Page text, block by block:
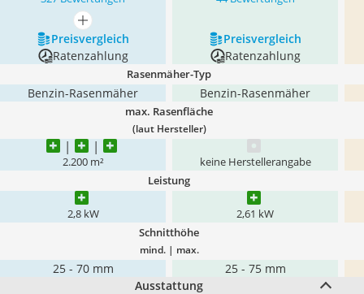
mehr anzeigen
Preis­vergleich
Preis­vergleich
Ratenzahlung
Ratenzahlung
Rasenmäher-Typ
Benzin-Rasenmäher Benzin-Rasenmäher
max. Rasenfläche
(laut Hersteller)
2.200 m² keine Herstellerangabe
Leistung
2,8 kW 2,61 kW
Schnitthöhe
mind. | max.
25 - 70 mm
25 - 75 mm
Ausstattung